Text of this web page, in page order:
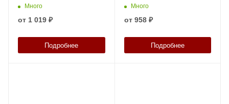
код: 01363
Много
от 1 019 ₽
Подробнее
код: 01722
Много
от 958 ₽
Подробнее